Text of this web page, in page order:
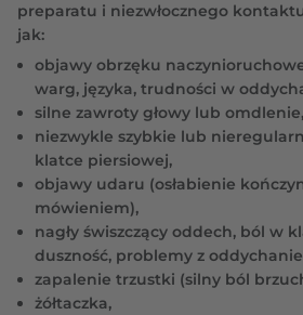
preparatu i niezwłocznego
jak:
objawy obrzęku
warg, języka, trudności w
silne zawroty głowy lub omdlenie,
niezwykle szybkie lub
klatce piersiowej,
objawy udaru (osłabienie
mówieniem),
nagły świszczący oddech, ból w
duszność, problemy z
zapalenie trzustki (silny ból
żółtaczka,